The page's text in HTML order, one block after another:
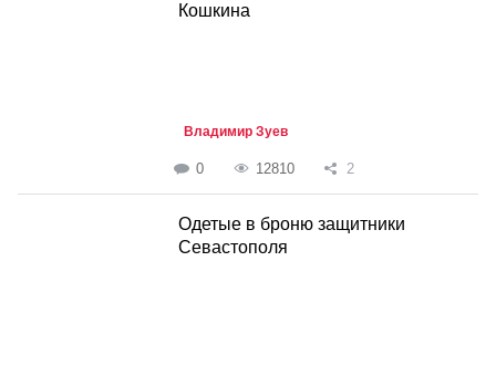
Кошкина
Владимир Зуев
0 12810 2
Одетые в броню защитники
Севастополя